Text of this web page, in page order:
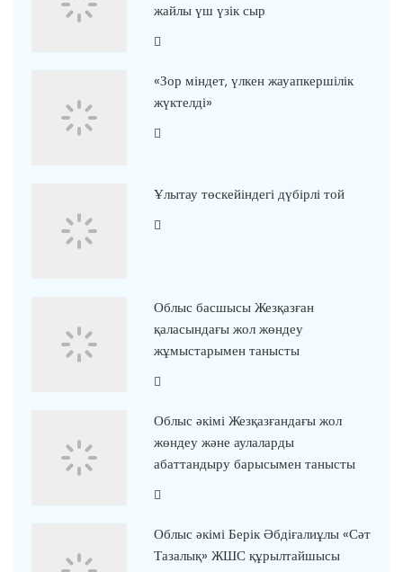
жайлы үш үзік сыр
«Зор міндет, үлкен жауапкершілік
жүктелді»
Ұлытау төскейіндегі дүбірлі той
Облыс басшысы Жезқазған
қаласындағы жол жөндеу
жұмыстарымен танысты
Облыс әкімі Жезқазғандағы жол
жөндеу және аулаларды
абаттандыру барысымен танысты
Облыс әкімі Берік Әбдіғалиұлы «Сәт
Тазалық» ЖШС құрылтайшысы